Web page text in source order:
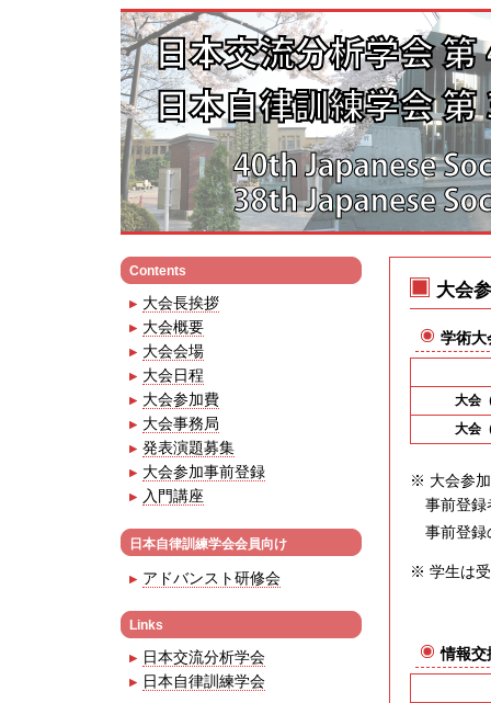
大会
学術大
大会
大会
※ 大会参
事前登録
事前登録
※ 学生は
情報交
Contents
大会長挨拶
大会概要
大会会場
大会日程
大会参加費
大会事務局
発表演題募集
大会参加事前登録
入門講座
日本自律訓練学会会員向け
アドバンスト研修会
Links
日本交流分析学会
日本自律訓練学会